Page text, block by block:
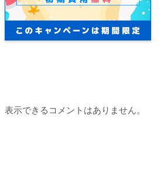
表示できるコメントはありません。